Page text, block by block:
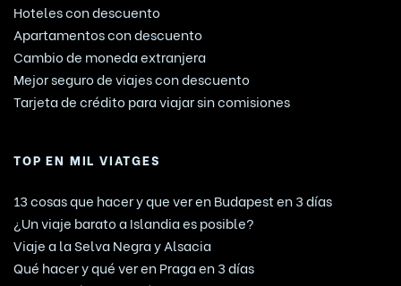
Hoteles con descuento
Apartamentos con descuento
Cambio de moneda extranjera
Mejor seguro de viajes con descuento
Tarjeta de crédito para viajar sin comisiones
TOP EN MIL VIATGES
13 cosas que hacer y que ver en Budapest en 3 días
¿Un viaje barato a Islandia es posible?
Viaje a la Selva Negra y Alsacia
Qué hacer y qué ver en Praga en 3 días